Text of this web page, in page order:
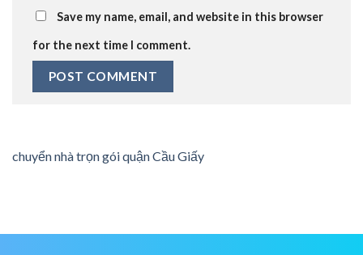
Save my name, email, and website in this browser
for the next time I comment.
chuyển nhà trọn gói quận Cầu Giấy